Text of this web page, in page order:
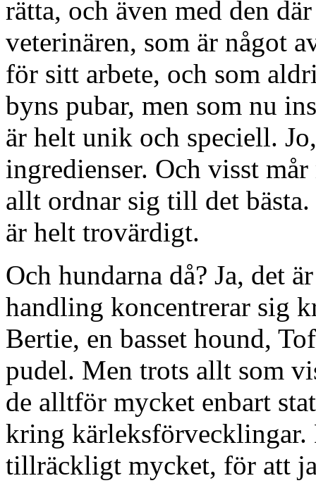
rätta, och även med den
veterinären, som är något
för sitt arbete, och som
byns pubar, men som nu
är helt unik och speciell.
ingredienser. Och visst
allt ordnar sig till det
är helt trovärdigt.
Och hundarna då? Ja, det
handling koncentrerar sig
Bertie, en basset hound,
pudel. Men trots allt som
de alltför mycket enbart
kring kärleksförvecklingar.
tillräckligt mycket, för att